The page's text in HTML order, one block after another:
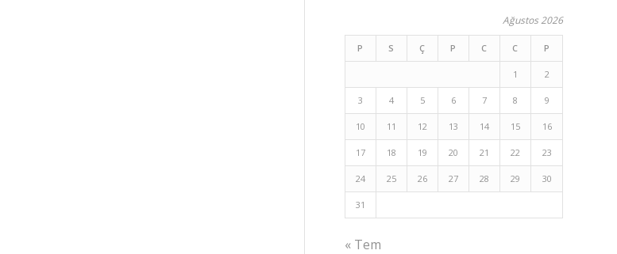
Ağustos 2026
P S Ç P C C P
1 2
3 4 5 6 7 8 9
10 11 12 13 14 15 16
17 18 19 20 21 22 23
24 25 26 27 28 29 30
31
« Tem